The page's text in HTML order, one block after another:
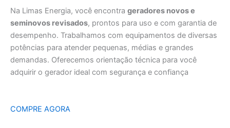
Na Limas Energia, você encontra geradores novos e
seminovos revisados, prontos para uso e com garantia de
desempenho. Trabalhamos com equipamentos de diversas
potências para atender pequenas, médias e grandes
demandas. Oferecemos orientação técnica para você
adquirir o gerador ideal com segurança e confiança
COMPRE AGORA